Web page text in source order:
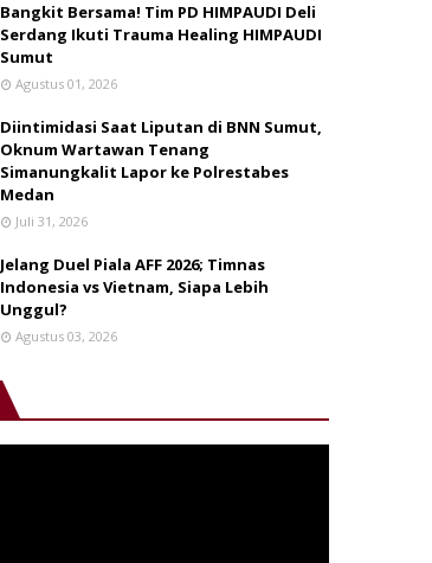
Bangkit Bersama! Tim PD HIMPAUDI Deli
Serdang Ikuti Trauma Healing HIMPAUDI
Sumut
Agustus 01, 2026
Diintimidasi Saat Liputan di BNN Sumut,
Oknum Wartawan Tenang
Simanungkalit Lapor ke Polrestabes
Medan
Juli 31, 2026
Jelang Duel Piala AFF 2026; Timnas
Indonesia vs Vietnam, Siapa Lebih
Unggul?
Agustus 03, 2026